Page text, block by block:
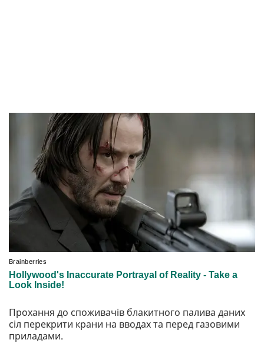
Прохання до споживачів блакитного палива даних
сіл перекрити крани на вводах та перед газовими
приладами.